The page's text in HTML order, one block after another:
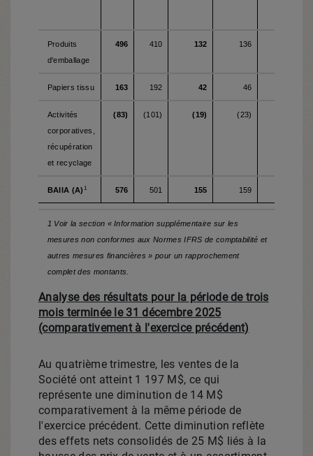
Produits
d'emballage
496 410 132 136
Papiers tissu 163 192 42 46
Activités
corporatives,
récupération
et recyclage
(83) (101) (19) (23)
BAIIA (A) 1 576 501 155 159
1 Voir la section « Information supplémentaire sur les
mesures non conformes aux Normes IFRS de comptabilité et
autres mesures financières » pour un rapprochement
complet des montants.
Analyse des résultats pour la période de trois
mois terminée le 31 décembre 2025
(comparativement à l'exercice précédent)
Au quatrième trimestre, les ventes de la
Société ont atteint 1 197 M$, ce qui
représente une diminution de 14 M$
comparativement à la même période de
l'exercice précédent. Cette diminution reflète
des effets nets consolidés de 25 M$ liés à la